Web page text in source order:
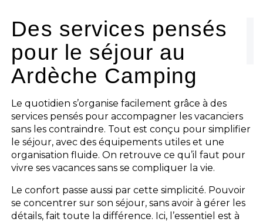
Les activités
Les infos pratiques
Des services pensés
pour le séjour au
Ardèche Camping
Le quotidien s’organise facilement grâce à des
services pensés pour accompagner les vacanciers
sans les contraindre. Tout est conçu pour simplifier
le séjour, avec des équipements utiles et une
organisation fluide. On retrouve ce qu’il faut pour
vivre ses vacances sans se compliquer la vie.
Le confort passe aussi par cette simplicité. Pouvoir
se concentrer sur son séjour, sans avoir à gérer les
détails, fait toute la différence. Ici, l’essentiel est à